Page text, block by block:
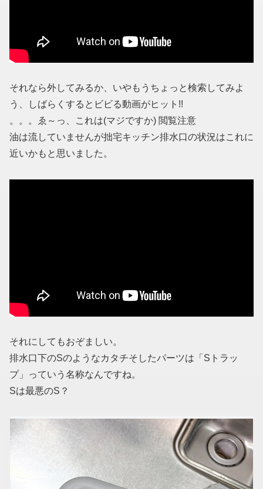
それなら外してみるか、いやもうちょっと検索してみよ
う、しばらくするとビビる動画がヒット!!
。。。ゑ～っ、これは(マジですか) 閲覧注意
油は流していませんが拙宅キッチン排水口の状況はこれに
近いかもと思いました。
それにしてもおぞましい。
排水口下のSのようなカタチそしたパーツは「Sトラッ
プ」っていう名称なんですね。
Sは最悪のS？